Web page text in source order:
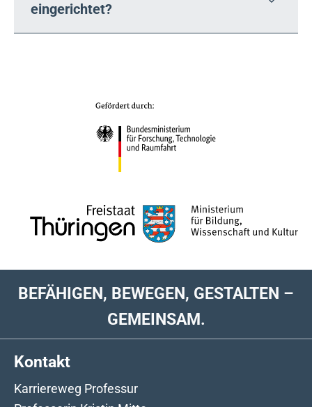
eingerichtet?
BEFÄHIGEN, BEWEGEN, GESTALTEN –
GEMEINSAM.
Kontakt
Karriereweg Professur